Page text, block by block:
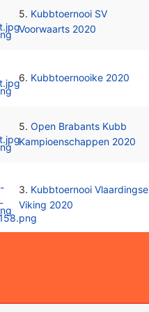
5. Kubbtoernooi SV
Voorwaarts 2020
6. Kubbtoernooike 2020
5.Open Brabants Kubb
Kampioenschappen 2020
3. Kubbtoernooi Vlaardingse
Viking 2020